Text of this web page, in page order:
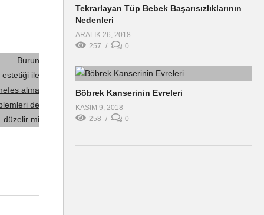
iç
küçük
yüz
Tekrarlayan Tüp Bebek Başarısızlıklarının
Nedenleri
ARALIK 26, 2018
257
0
Böbrek Kanserinin Evreleri
KASIM 9, 2018
258
0